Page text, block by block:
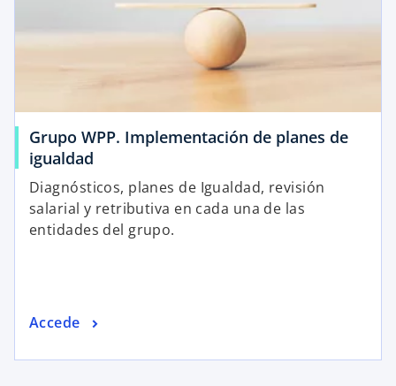
Grupo WPP. Implementación de planes de
igualdad
Diagnósticos, planes de Igualdad, revisión
salarial y retributiva en cada una de las
entidades del grupo.
Accede